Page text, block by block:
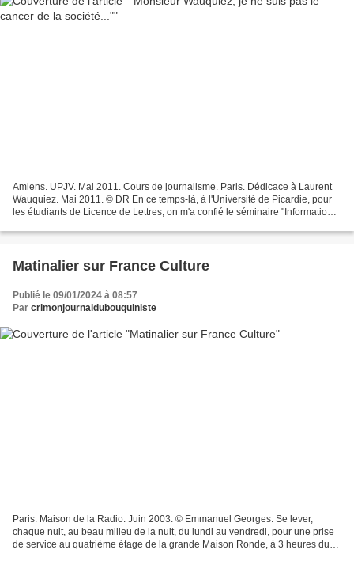
Amiens. UPJV. Mai 2011. Cours de journalisme. Paris. Dédicace à Laurent
Wauquiez. Mai 2011. © DR En ce temps-là, à l'Université de Picardie, pour
les étudiants de Licence de Lettres, on m'a confié le séminaire "Information
Matinalier sur France Culture
Publié le 09/01/2024 à 08:57
Par crimonjournaldubouquiniste
Paris. Maison de la Radio. Juin 2003. © Emmanuel Georges. Se lever,
chaque nuit, au beau milieu de la nuit, du lundi au vendredi, pour une prise
de service au quatrième étage de la grande Maison Ronde, à 3 heures du